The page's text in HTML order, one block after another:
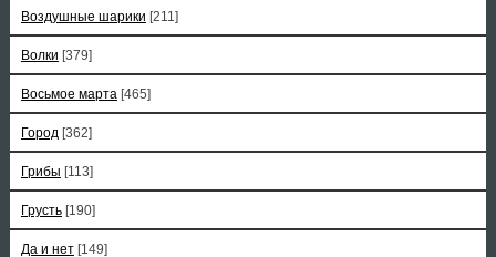
Воздушные шарики [211]
Волки [379]
Восьмое марта [465]
Город [362]
Грибы [113]
Грусть [190]
Да и нет [149]